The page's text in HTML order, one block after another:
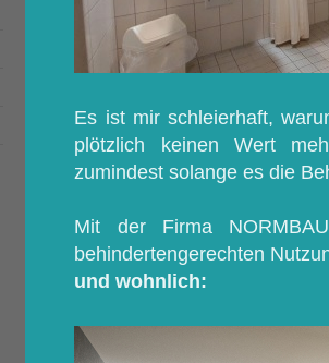
Es ist mir schleierhaft,
plötzlich keinen Wert
zumindest solange es die
Mit der Firma
behindertengerechten
und wohnlich: